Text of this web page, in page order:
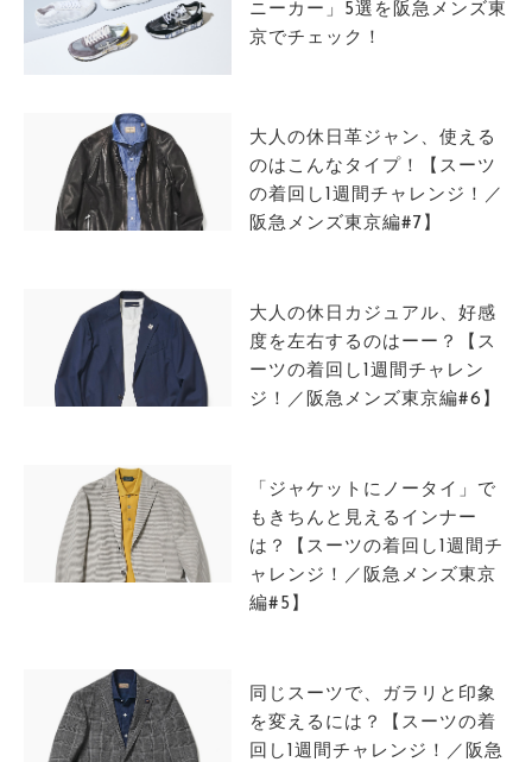
ニーカー」5選を阪急メンズ東
京でチェック！
大人の休日革ジャン、使える
のはこんなタイプ！【スーツ
の着回し1週間チャレンジ！／
阪急メンズ東京編#7】
大人の休日カジュアル、好感
度を左右するのはーー？【ス
ーツの着回し1週間チャレン
ジ！／阪急メンズ東京編#6】
「ジャケットにノータイ」で
もきちんと見えるインナー
は？【スーツの着回し1週間チ
ャレンジ！／阪急メンズ東京
編#5】
同じスーツで、ガラリと印象
を変えるには？【スーツの着
回し1週間チャレンジ！／阪急